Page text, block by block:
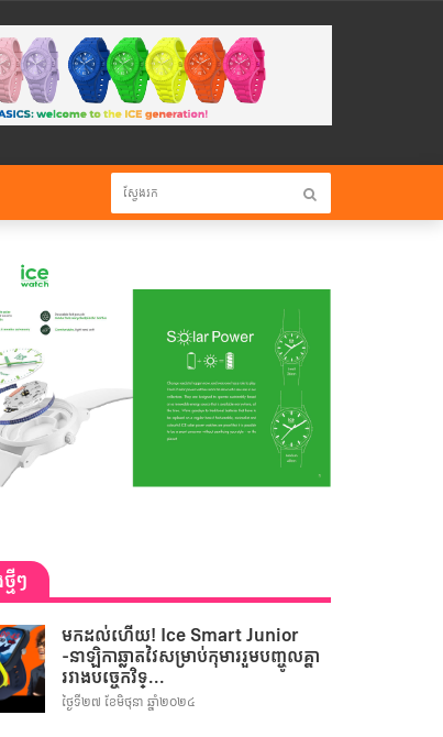
ៗ
មកដល់ហើយ! Ice Smart Junior
-នាឡិកាឆ្លាតវៃសម្រាប់កុមាររួមបញ្ចូលគ្នា
រវាងបច្ចេកវិទ្...
ថ្ងៃទី២៧ ខែមិថុនា ឆ្នាំ២០២៤